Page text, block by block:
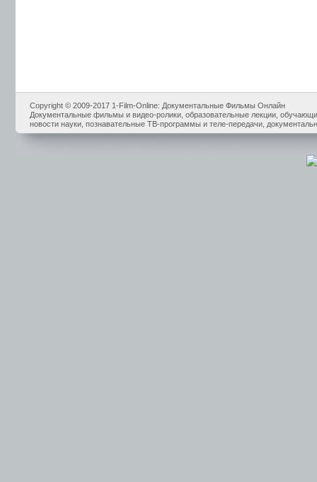
Copyright © 2009-2017 1-Film-Online: Документальные Фильмы Онлайн
Документальные фильмы и видео-ролики, образовательные лекции,
новости науки, познавательные ТВ-программы и теле-передачи,